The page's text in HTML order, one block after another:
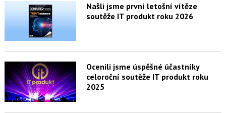
Našli jsme první letošní vítěze
soutěže IT produkt roku 2026
Ocenili jsme úspěšné účastníky
celoroční soutěže IT produkt roku
2025